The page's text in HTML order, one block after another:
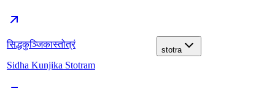
सिद्धकुञ्जिकास्तोत्रं
Sidha Kunjika Stotram
stotra